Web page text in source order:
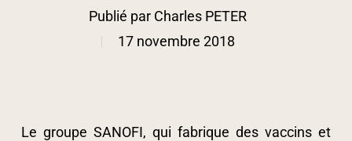
Publié par Charles PETER
17 novembre 2018
Le groupe SANOFI, qui fabrique des vaccins et